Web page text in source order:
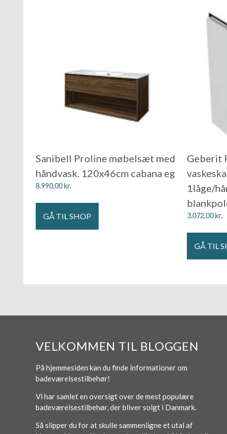
Sanibell Proline møbelsæt med
håndvask. 120x46cm cabana eg
8.990,00kr.
GÅ TIL SHOP
Geberit
1låge/
3.072,00kr.
GÅ TIL
VELKOMMEN TIL BLOGGEN
På hjemmesiden kan du finde informationer om
badeværelsestilbehør!
Vi har samlet en oversigt over de mest populære
badeværelsestilbehør, der bliver solgt i Danmark.
Så slipper du for at skulle sammenligne et utal af